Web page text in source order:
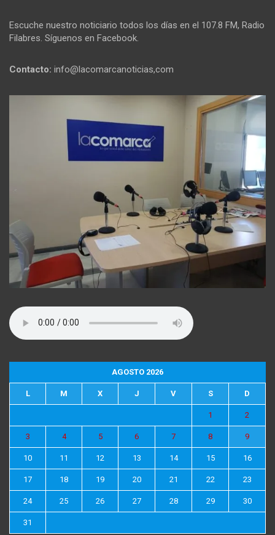
Escuche nuestro noticiario todos los días en el 107.8 FM, Radio
Filabres. Síguenos en Facebook.
Contacto: info@lacomarcanoticias,com
AGOSTO 2026
L M X J V S D
1 2
3 4 5 6 7 8 9
10 11 12 13 14 15 16
17 18 19 20 21 22 23
24 25 26 27 28 29 30
31